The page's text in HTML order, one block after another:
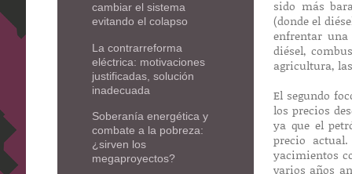
sido más
(donde el
enfrentar una
diésel,
agricultura,
El segundo
los precios
ya que el
precio
yacimientos
varios años
cambiar el sistema
evitando el colapso
La contrarreforma
eléctrica: motivaciones
justificadas, solución
inadecuada
Soberanía energética y
combate a la pobreza:
¿sirven los
megaproyectos?